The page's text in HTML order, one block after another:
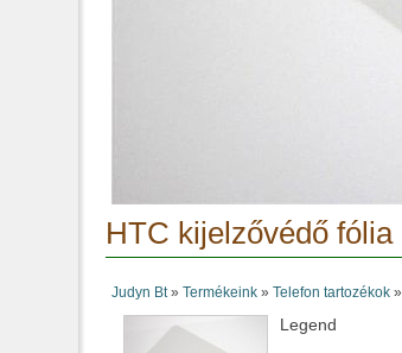
HTC kijelzővédő fólia
Judyn Bt» Termékeink» Telefon tartozékok»
Legend